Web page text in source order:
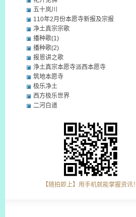
五十岚川
110年2月份本愿寺新报及宗报
净土真宗宗歌
播种歌(1)
播种歌(2)
报恩讲之歌
浄土真宗本愿寺派西本愿寺
筑地本愿寺
极乐净土
西方极乐世界
二河白道
【随拍即上】用手机就能掌握资讯！